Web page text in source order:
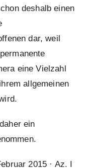
deshalb einen
dar, weil
eine Vielzahl
allgemeinen
ein
2015 · Az. I